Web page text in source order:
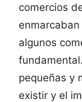
comercios
enmarcaban
algunos
pequeñas y
existir y el